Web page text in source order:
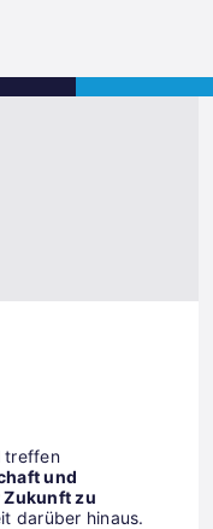
treffen
und
Zukunft zu
darüber hinaus.